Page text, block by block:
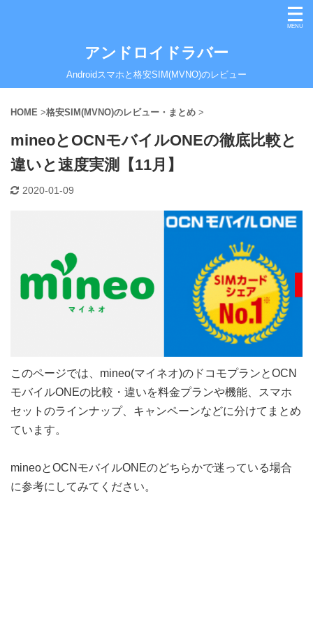
アンドロイドラバー
Androidスマホと格安SIM(MVNO)のレビュー
HOME >格安SIM(MVNO)のレビュー・まとめ >
mineoとOCNモバイルONEの徹底比較と
違いと速度実測【11月】
2020-01-09
このページでは、mineo(マイネオ)のドコモプランとOCN
モバイルONEの比較・違いを料金プランや機能、スマホ
セットのラインナップ、キャンペーンなどに分けてまとめ
ています。
mineoとOCNモバイルONEのどちらかで迷っている場合
に参考にしてみてください。